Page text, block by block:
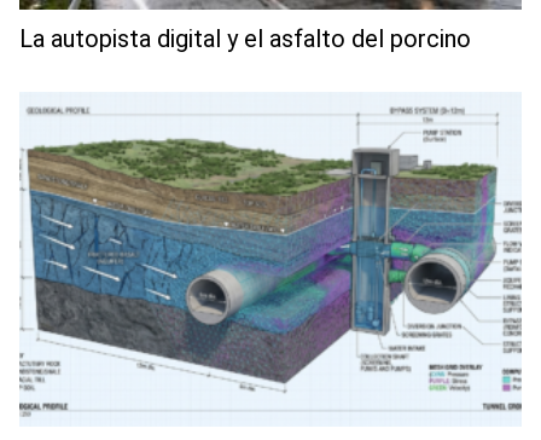
La autopista digital y el asfalto del porcino